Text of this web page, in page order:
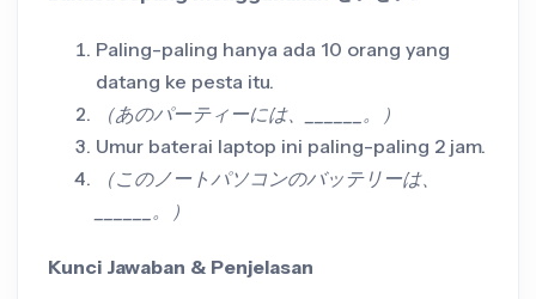
Paling-paling hanya ada 10 orang yang
datang ke pesta itu.
（あのパーティーには、______。）
Umur baterai laptop ini paling-paling 2 jam.
（このノートパソコンのバッテリーは、
______。）
Kunci Jawaban & Penjelasan